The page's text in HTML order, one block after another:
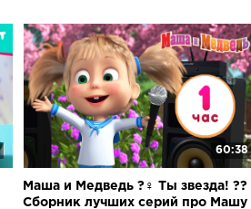
60:38
Маша и Медведь ?‍♀️ Ты звезда! ??
Сборник лучших серий про Машу